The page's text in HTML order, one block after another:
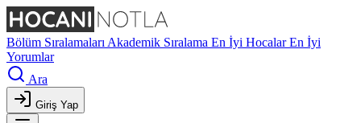
Bölüm Sıralamaları Akademik Sıralama En İyi HocalarEn İyi
Yorumlar
Ara
Giriş Yap